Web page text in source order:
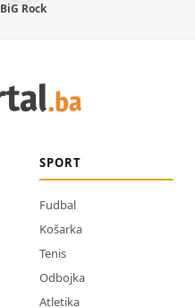
BiG Rock
SPORT
Fudbal
Košarka
Tenis
Odbojka
Atletika